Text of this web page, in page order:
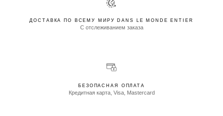
ДОСТАВКА ПО ВСЕМУ МИРУ DANS LE MONDE ENTIER
С отслеживанием заказа
БЕЗОПАСНАЯ ОПЛАТА
Кредитная карта, Visa, Mastercard